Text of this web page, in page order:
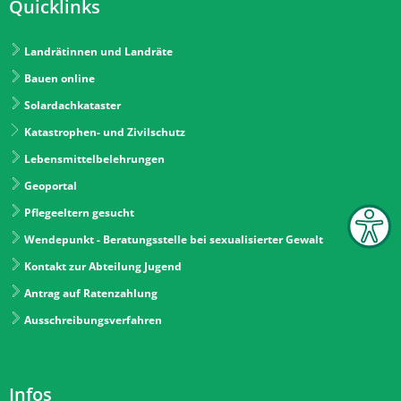
Quicklinks
Landrätinnen und Landräte
Bauen online
Solardachkataster
Katastrophen- und Zivilschutz
Lebensmittelbelehrungen
Geoportal
Pflegeeltern gesucht
Wendepunkt - Beratungsstelle bei sexualisierter Gewalt
Kontakt zur Abteilung Jugend
Antrag auf Ratenzahlung
Ausschreibungsverfahren
Infos